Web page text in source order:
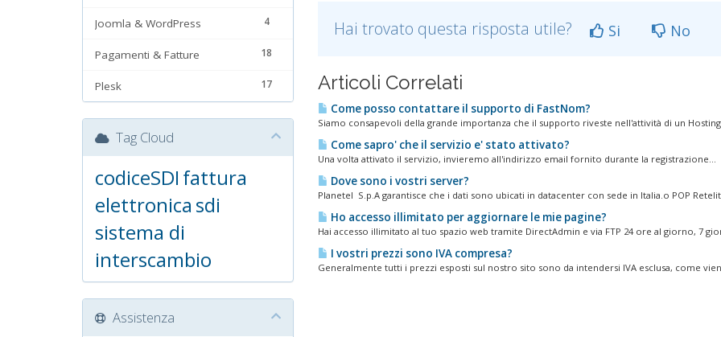
4
Joomla & WordPress
18
Pagamenti & Fatture
17
Plesk
Hai trovato questa risposta utile? Si No
Articoli Correlati
Come posso contattare il supporto di FastNom?
Siamo consapevoli della grande importanza che il supporto riveste nell'attività di un
Come sapro' che il servizio e' stato attivato?
Una volta attivato il servizio, invieremo all'indirizzo email fornito durante la registrazione...
Dove sono i vostri server?
Planetel S.p.A garantisce che i dati sono ubicati in datacenter con sede in Italia.o POP
Ho accesso illimitato per aggiornare le mie pagine?
Hai accesso illimitato al tuo spazio web tramite DirectAdmin e via FTP 24 ore al giorno, 7
I vostri prezzi sono IVA compresa?
Generalmente tutti i prezzi esposti sul nostro sito sono da intendersi IVA esclusa, come
Tag Cloud
codiceSDI fattura
elettronica sdi
sistema di
interscambio
Assistenza